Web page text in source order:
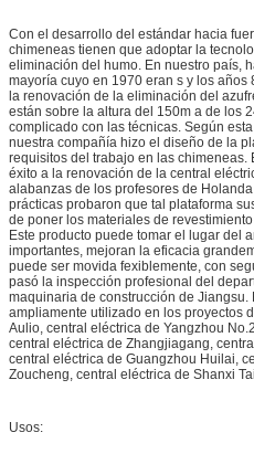
Con el desarrollo del estándar hacia
chimeneas tienen que adoptar la
eliminación del humo. En nuestro país,
mayoría cuyo en 1970 eran s y los
la renovación de la eliminación del
están sobre la altura del 150m a de los
complicado con las técnicas. Según
nuestra compañía hizo el diseño de la
requisitos del trabajo en las chimeneas.
éxito a la renovación de la central
alabanzas de los profesores de
prácticas probaron que tal plataforma
de poner los materiales de
Este producto puede tomar el lugar del
importantes, mejoran la eficacia
puede ser movida fexiblemente, con
pasó la inspección profesional del
maquinaria de construcción de
ampliamente utilizado en los proyectos
Aulio, central eléctrica de Yangzhou
central eléctrica de Zhangjiagang,
central eléctrica de Guangzhou Huilai,
Zoucheng, central eléctrica de Shanxi
Usos: